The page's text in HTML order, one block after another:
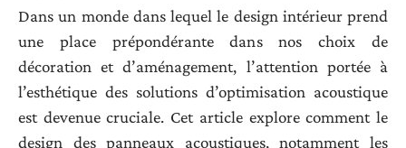
Dans un monde dans lequel le design intérieur prend
une place prépondérante dans nos choix de
décoration et d’aménagement, l’attention portée à
l’esthétique des solutions d’optimisation acoustique
est devenue cruciale. Cet article explore comment le
design des panneaux acoustiques, notamment les